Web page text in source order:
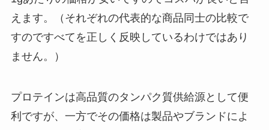
えます。（それぞれの代表的な商品同士の比較で
すのですべてを正しく反映しているわけではあり
ません。）
プロテインは高品質のタンパク質供給源として便
利ですが、一方でその価格は製品やブランドによ